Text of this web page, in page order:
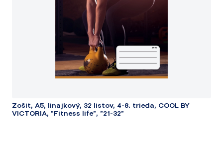
Zošit, A5, linajkový, 32 listov, 4-8. trieda, COOL BY
VICTORIA, "Fitness life", "21-32"